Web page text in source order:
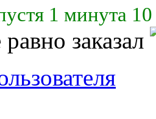
1 минута
заказал